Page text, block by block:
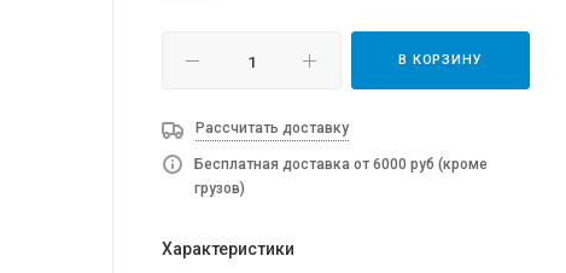
В КОРЗИНУ
Рассчитать доставку
Бесплатная доставка от 6000 руб (кроме
грузов)
Характеристики